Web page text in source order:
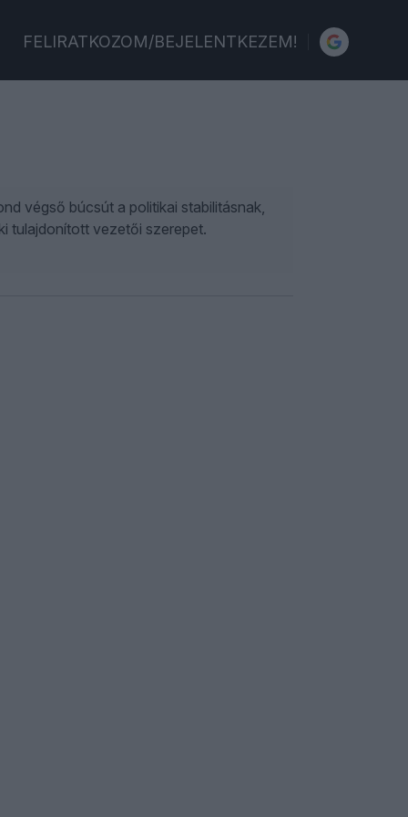
FELIRATKOZOM/BEJELENTKEZEM!
végső búcsút a politikai stabilitásnak,
tulajdonított vezetői szerepet.